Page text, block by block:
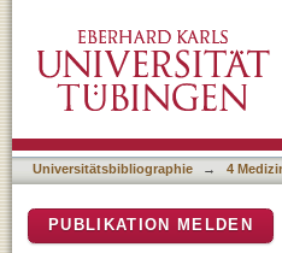
Ansprechen,
Universitätsbibliographie → 4
PUBLIKATION MELDEN